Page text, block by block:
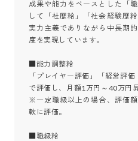
成果や能力をベースとした「
して「社歴給」「社会経験歴
実力主義でありながら中長期
度を実現しています。
■能力調整給
「プレイヤー評価」「経営評
で評価し、月額1万円～40万円
※一定職級以上の場合、評価
軟に評価。
■職級給